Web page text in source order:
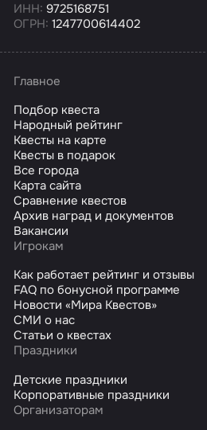
ИНН: 9725168751
ОГРН: 1247700614402
Главное
Подбор квеста
Народный рейтинг
Квесты на карте
Квесты в подарок
Все города
Карта сайта
Сравнение квестов
Архив наград и документов
Вакансии
Игрокам
Как работает рейтинг и отзывы
FAQ по бонусной программе
Новости «Мира Квестов»
СМИ о нас
Статьи о квестах
Праздники
Детские праздники
Корпоративные праздники
Организаторам